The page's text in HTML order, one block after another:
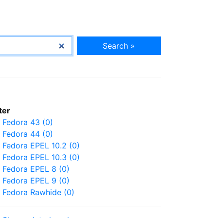
Search »
Fedora 43 (0)
Fedora 44 (0)
Fedora EPEL 10.2 (0)
Fedora EPEL 10.3 (0)
Fedora EPEL 8 (0)
Fedora EPEL 9 (0)
Fedora Rawhide (0)